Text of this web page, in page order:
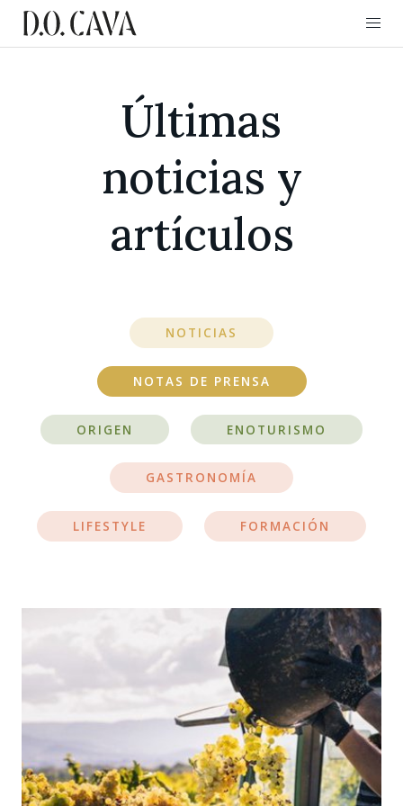
Últimas
noticias y
artículos
NOTICIAS
NOTAS DE PRENSA
ORIGEN ENOTURISMO
GASTRONOMÍA
LIFESTYLE FORMACIÓN